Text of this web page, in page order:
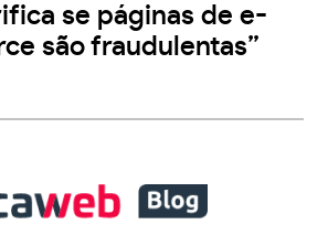
se páginas de e-
são fraudulentas”